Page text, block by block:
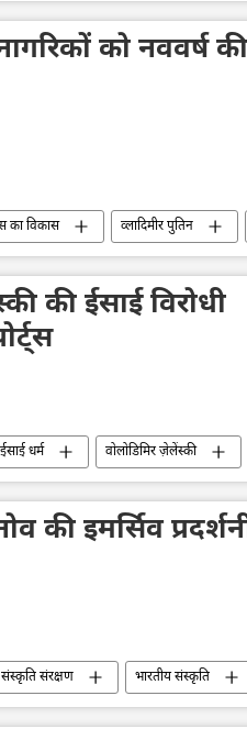
को नववर्ष की
का विकास व्लादिमीर पुतिन
की ईसाई विरोधी
ईसाई धर्म वोलोडिमिर ज़ेलेंस्की
रूस ओथडोक्स चर्च
की इमर्सिव
संस्कृति संरक्षण भारतीय संस्कृति